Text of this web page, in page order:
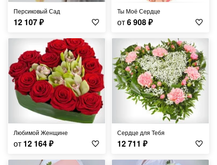
Персиковый Сад
12 107₽
Ты Моё Сердце
от6 908₽
Любимой Женщине
от 12 164₽
Сердце для Тебя
12 711 ₽